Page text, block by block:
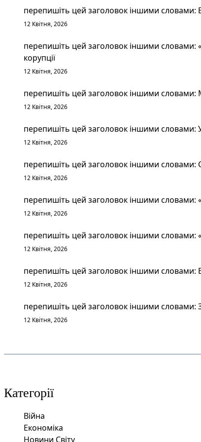
перепишіть цей заголовок іншими словами:
12 Квітня, 2026
перепишіть цей заголовок іншими словами:
корупції
12 Квітня, 2026
перепишіть цей заголовок іншими словами:
12 Квітня, 2026
перепишіть цей заголовок іншими словами:
12 Квітня, 2026
перепишіть цей заголовок іншими словами:
12 Квітня, 2026
перепишіть цей заголовок іншими словами:
12 Квітня, 2026
перепишіть цей заголовок іншими словами:
12 Квітня, 2026
перепишіть цей заголовок іншими словами:
12 Квітня, 2026
перепишіть цей заголовок іншими словами:
12 Квітня, 2026
Категорії
Війна
Економіка
Новини Світу